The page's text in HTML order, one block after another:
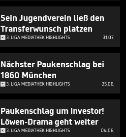
Sein Jugendverein ließ den
Transferwunsch platzen
3. LIGA MEDIATHEK HIGHLIGHTS 31.07.
Nächster Paukenschlag bei
1860 München
3. LIGA MEDIATHEK HIGHLIGHTS 25.06.
Paukenschlag um Investor!
Löwen-Drama geht weiter
3. LIGA MEDIATHEK HIGHLIGHTS 04.06.